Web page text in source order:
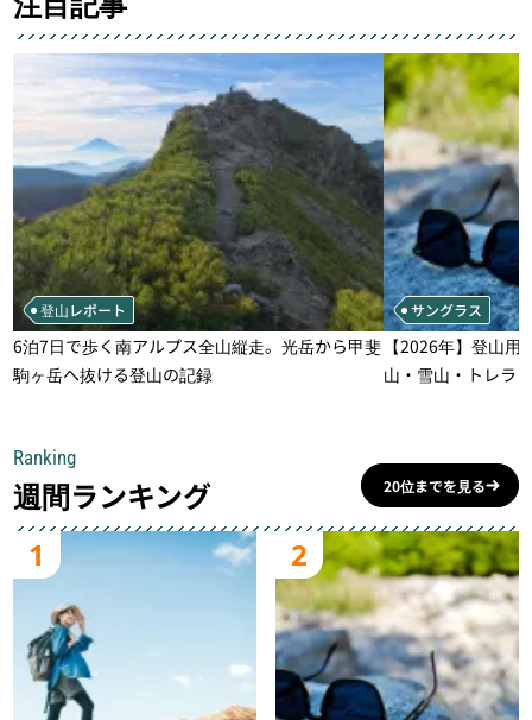
登山レポート
6泊7日で歩く南アルプス全山縦走。光岳から甲斐
駒ヶ岳へ抜ける登山の記録
サングラス
【2026年】登山
山・雪山・トレラ
Ranking
週間ランキング 20位までを見る
1 2